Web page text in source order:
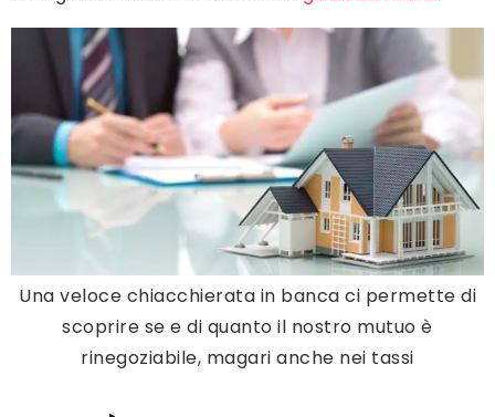
Una veloce chiacchierata in banca ci permette di
scoprire se e di quanto il nostro mutuo è
rinegoziabile, magari anche nei tassi